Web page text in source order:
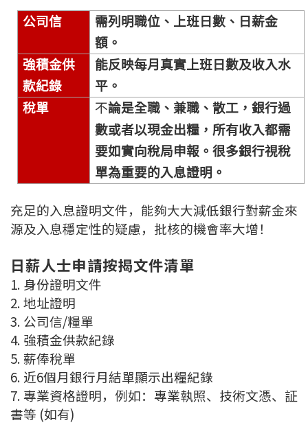
按揭全面睇
新聞/研究
公司動態
按揭智庫
樓按專欄
按揭百科
實時銀行資訊
裝修·保險優惠
免費裝修轉介服務
公司信
需列明職位、上班日數、日薪金
額。
強積金供
款紀錄
能反映每月真實上班日數及收入水
平。
稅單
不論是全職、兼職、散工，銀行過
數或者以現金出糧，所有收入都需
要如實向稅局申報。很多銀行視稅
單為重要的入息證明。
充足的入息證明文件，能夠大大減低銀行對薪金來
源及入息穩定性的疑慮，批核的機會率大增！
日薪人士申請按揭文件清單
1. 身份證明文件
2. 地址證明
3. 公司信/糧單
4. 強積金供款紀錄
5. 薪俸稅單
6. 近6個月銀行月結單顯示出糧紀錄
7. 專業資格證明，例如：專業執照、技術文憑、証
書等 (如有)